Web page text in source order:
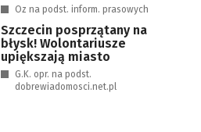
Oz na podst. inform. prasowych
Szczecin posprzątany na
błysk! Wolontariusze
upiększają miasto
G.K. opr. na podst.
dobrewiadomosci.net.pl